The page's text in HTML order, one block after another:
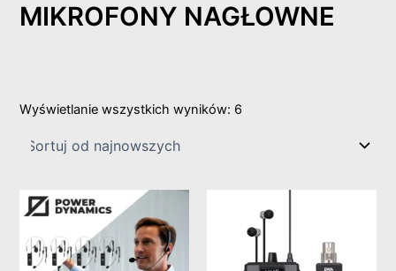
MIKROFONY NAGŁOWNE
Wyświetlanie wszystkich wyników: 6